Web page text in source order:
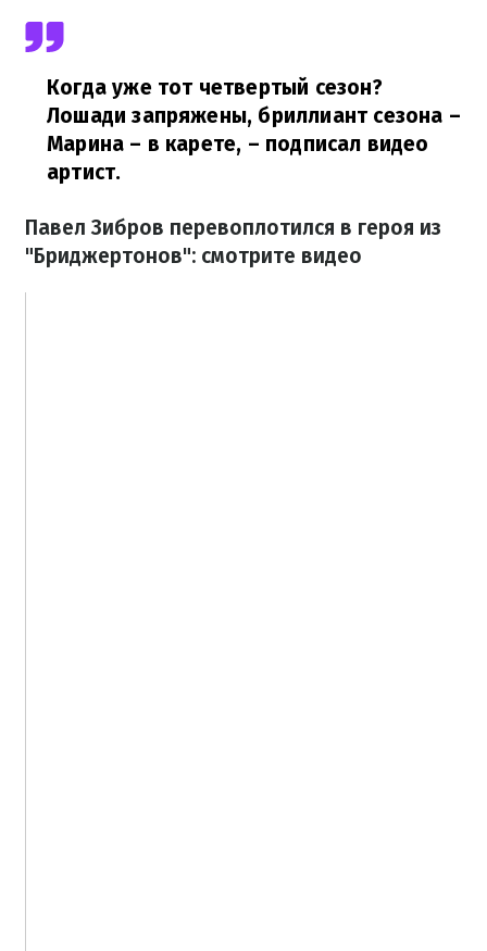
Когда уже тот четвертый сезон?
Лошади запряжены, бриллиант сезона –
Марина – в карете, – подписал видео
артист.
Павел Зибров перевоплотился в героя из
"Бриджертонов": смотрите видео